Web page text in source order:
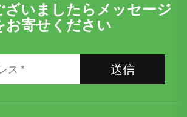
ざいましたらメッセージ
お寄せください
送信